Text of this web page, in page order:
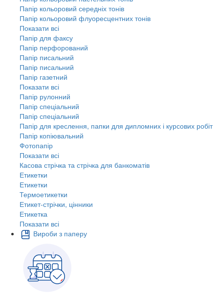
Папір кольоровий середніх тонів
Папір кольоровий флуоресцентних тонів
Показати всі
Папір для факсу
Папір перфорований
Папір писальний
Папір писальний
Папір газетний
Показати всі
Папір рулонний
Папір спеціальний
Папір спеціальний
Папір для креслення, папки для дипломних і курсових робіт
Папір копіювальний
Фотопапір
Показати всі
Касова стрічка та стрічка для банкоматів
Етикетки
Етикетки
Термоетикетки
Етикет-стрічки, цінники
Етикетка
Показати всі
Вироби з паперу